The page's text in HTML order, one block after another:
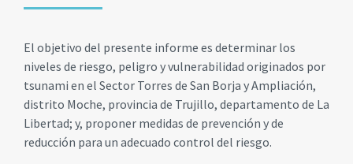
El objetivo del presente informe es determinar los
niveles de riesgo, peligro y vulnerabilidad originados por
tsunami en el Sector Torres de San Borja y Ampliación,
distrito Moche, provincia de Trujillo, departamento de La
Libertad; y, proponer medidas de prevención y de
reducción para un adecuado control del riesgo.